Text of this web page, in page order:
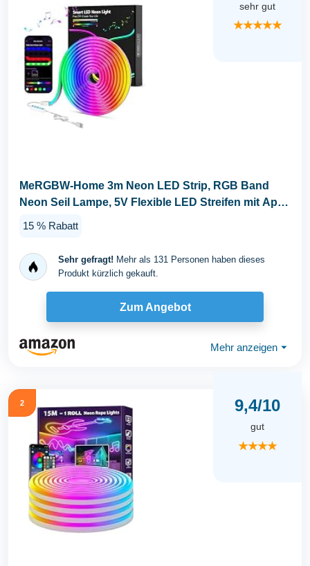
sehr gut
★★★★★
MeRGBW-Home 3m Neon LED Strip, RGB Band
Neon Seil Lampe, 5V Flexible LED Streifen mit App-
15 % Rabatt
Sehr gefragt! Mehr als 131 Personen haben dieses
Produkt kürzlich gekauft.
Zum Angebot
Mehr anzeigen ⏷
2 9,4/10
gut
★★★★